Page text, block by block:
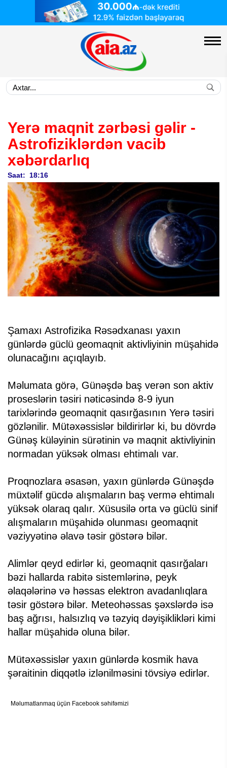
Yerə maqnit zərbəsi gəlir -
Astrofiziklərdən vacib
xəbərdarlıq
Saat: 18:16
Şamaxı Astrofizika Rəsədxanası yaxın
günlərdə güclü geomaqnit aktivliyinin müşahidə
olunacağını açıqlayıb.
Məlumata görə, Günəşdə baş verən son aktiv
proseslərin təsiri nəticəsində 8-9 iyun
tarixlərində geomaqnit qasırğasının Yerə təsiri
gözlənilir. Mütəxəssislər bildirirlər ki, bu dövrdə
Günəş küləyinin sürətinin və maqnit aktivliyinin
normadan yüksək olması ehtimalı var.
Proqnozlara əsasən, yaxın günlərdə Günəşdə
müxtəlif gücdə alışmaların baş vermə ehtimalı
yüksək olaraq qalır. Xüsusilə orta və güclü sinif
alışmaların müşahidə olunması geomaqnit
vəziyyətinə əlavə təsir göstərə bilər.
Alimlər qeyd edirlər ki, geomaqnit qasırğaları
bəzi hallarda rabitə sistemlərinə, peyk
əlaqələrinə və həssas elektron avadanlıqlara
təsir göstərə bilər. Meteohəssas şəxslərdə isə
baş ağrısı, halsızlıq və təzyiq dəyişiklikləri kimi
hallar müşahidə oluna bilər.
Mütəxəssislər yaxın günlərdə kosmik hava
şəraitinin diqqətlə izlənilməsini tövsiyə edirlər.
Məlumatlanmaq üçün Facebook səhifəmizi